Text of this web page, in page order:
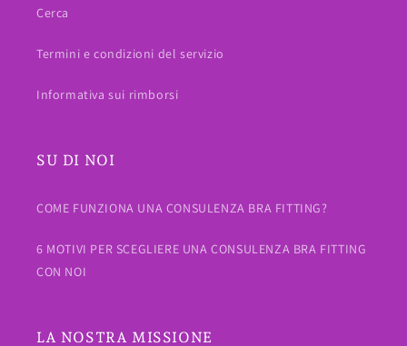
Cerca
Termini e condizioni del servizio
Informativa sui rimborsi
SU DI NOI
COME FUNZIONA UNA CONSULENZA BRA FITTING?
6 MOTIVI PER SCEGLIERE UNA CONSULENZA BRA FITTING
CON NOI
LA NOSTRA MISSIONE